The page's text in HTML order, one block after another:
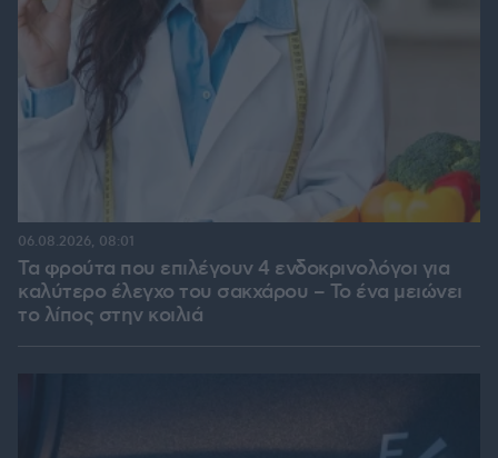
Τα φρούτα που επιλέγουν 4 ενδοκρινολόγοι για
καλύτερο έλεγχο του σακχάρου – Το ένα μειώνει
το λίπος στην κοιλιά
06.08.2026, 08:01